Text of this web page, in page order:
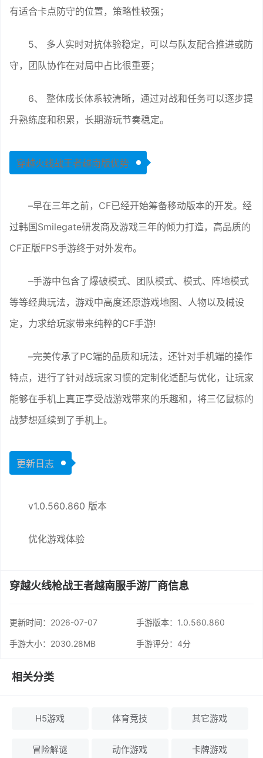
有适合卡点防守的位置，策略性较强；
5、 多人实时对抗体验稳定，可以与队友配合推进或防
守，团队协作在对局中占比很重要；
6、 整体成长体系较清晰，通过对战和任务可以逐步提
升熟练度和积累，长期游玩节奏稳定。
穿越火线战王者越南版优势
–早在三年之前，CF已经开始筹备移动版本的开发。经
过韩国Smilegate研发商及游戏三年的倾力打造，高品质的
CF正版FPS手游终于对外发布。
–手游中包含了爆破模式、团队模式、模式、阵地模式
等等经典玩法，游戏中高度还原游戏地图、人物以及械设
定，力求给玩家带来纯粹的CF手游!
–完美传承了PC端的品质和玩法，还针对手机端的操作
特点，进行了针对战玩家习惯的定制化适配与优化，让玩家
能够在手机上真正享受战游戏带来的乐趣和，将三亿鼠标的
战梦想延续到了手机上。
更新日志
v1.0.560.860 版本
优化游戏体验
穿越火线枪战王者越南服手游厂商信息
更新时间： 2026-07-07 手游版本：1.0.560.860
手游大小：2030.28MB 手游评分： 4分
相关分类
H5游戏 体育竞技 其它游戏
冒险解谜 动作游戏 卡牌游戏